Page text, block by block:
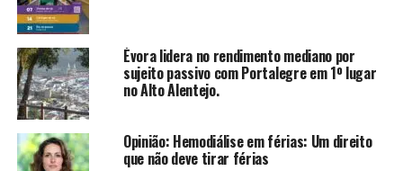
Évora lidera no rendimento mediano por
sujeito passivo com Portalegre em 1º lugar
no Alto Alentejo.
Opinião: Hemodiálise em férias: Um direito
que não deve tirar férias